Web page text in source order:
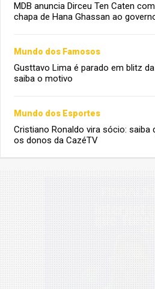
MDB anuncia Dirceu Ten Caten
chapa de Hana Ghassan ao
Mundo dos Famosos
Gusttavo Lima é parado em blitz da
saiba o motivo
Mundo dos Esportes
Cristiano Ronaldo vira sócio: saiba
os donos da CazéTV